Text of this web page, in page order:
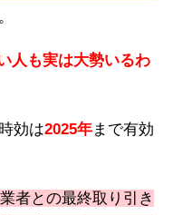
人も実は大勢いるわ
効は2025年まで有効
者との最終取り引き